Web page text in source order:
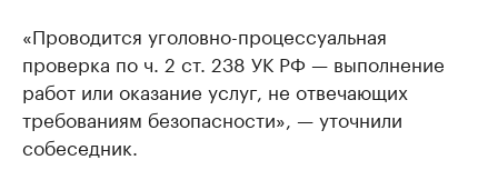
«Проводится уголовно-процессуальная
проверка по ч. 2 ст. 238 УК РФ — выполнение
работ или оказание услуг, не отвечающих
требованиям безопасности», — уточнили
собеседник.